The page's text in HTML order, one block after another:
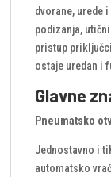
dvorane, urede
podizanja,
pristup
ostaje uredan i
Glavne
Pneumatsko
Jednostavno i
automatsko